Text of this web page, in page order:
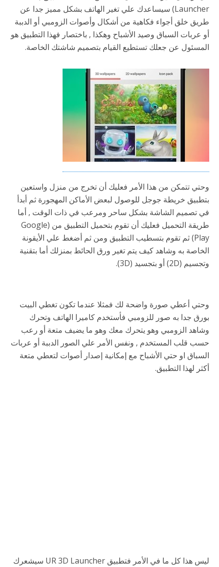
Launcher) سيساعدك علي تغير الهاتف بشكل مميز جدا عن
طريق خلق أجواء فكاهية من أشكال وأصوات الزومبي أو الدببة
أو عربات السباق وصيد الأشباح وهكذا , باختصار فهذا التطبيق هو
المسئول عن جعلك تستطيع القيام بتصميم شاشتك الخاصة.
وحتي تتمكن من هذا الأمر فعليك أن تخرج من منزل واستعين
بتطبيق خريطة جوجل للوصول لبعض الأماكن المهجورة ثم أبدأ
في تصميم الشاشة بشكل ساحر ومرعب في ذات الوقت , أما
طريقة التحميل فعليك أن تقوم بتحميل التطبيق من (Google
Play) ثم تقوم بتسطيب التطبيق ومن ثم أضغط علي الأيقونة
الخاصة به وشاهد كيف يتم تغير ورق الحائط بمنزلك أما بتقنية
وتجسيم (2D) أو بتجسيد (3D).
وحتي أعطي صورة واضحة لك فمثلا عندما تكون تغطي البيت
بورق جدا به صور للزومبي فأستخدم كاميرا الهاتف وتحرك
وشاهد الزومبي وهو يتحرك معك وهو ما يضيف متعة أو رعب
حسب قلب المستخدم , ونفس الأمر علي الصور الدببة أو عربات
السباق او حتي الأشباح مع إمكانية إصدار أصوات لتعطي متعة
أكثر لهذا التطبيق.
ليس هذا كل ما في الأمر فتطبيق UR 3D Launcher سيشعرك